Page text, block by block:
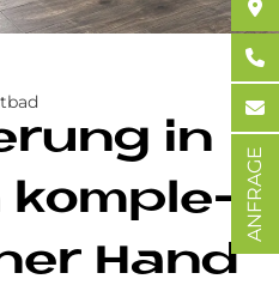
in
kom­ple­
Hand
ANFRAGE